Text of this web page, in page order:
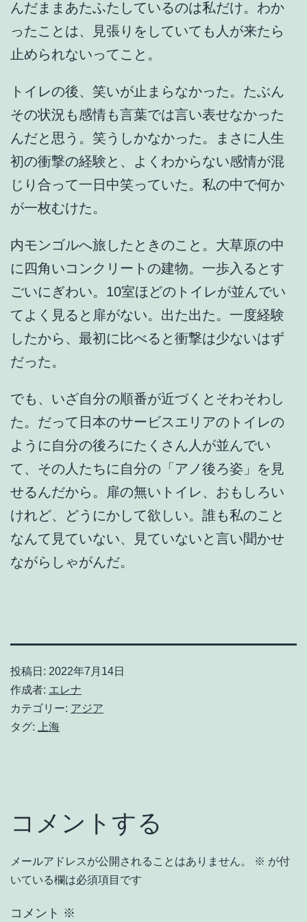
んだままあたふたしているのは私だけ。わか
ったことは、見張りをしていても人が来たら
止められないってこと。
トイレの後、笑いが止まらなかった。たぶん
その状況も感情も言葉では言い表せなかった
んだと思う。笑うしかなかった。まさに人生
初の衝撃の経験と、よくわからない感情が混
じり合って一日中笑っていた。私の中で何か
が一枚むけた。
内モンゴルへ旅したときのこと。大草原の中
に四角いコンクリートの建物。一歩入るとす
ごいにぎわい。10室ほどのトイレが並んでい
てよく見ると扉がない。出た出た。一度経験
したから、最初に比べると衝撃は少ないはず
だった。
でも、いざ自分の順番が近づくとそわそわし
た。だって日本のサービスエリアのトイレの
ように自分の後ろにたくさん人が並んでい
て、その人たちに自分の「アノ後ろ姿」を見
せるんだから。扉の無いトイレ、おもしろい
けれど、どうにかして欲しい。誰も私のこと
なんて見ていない、見ていないと言い聞かせ
ながらしゃがんだ。
投稿日: 2022年7月14日
作成者: エレナ
カテゴリー: アジア
タグ:
上海
コメントする
メールアドレスが公開されることはありません。 ※ が付
いている欄は必須項目です
コメント ※